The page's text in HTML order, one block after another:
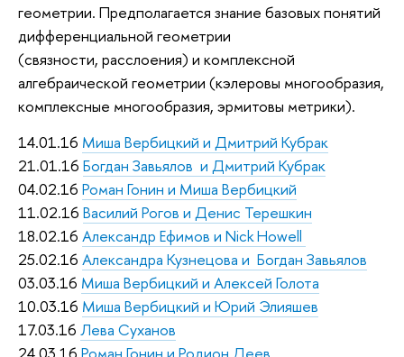
геометрии. Предполагается знание базовых понятий
дифференциальной геометрии
(связности, расслоения) и комплексной
алгебраической геометрии (кэлеровы многообразия,
комплексные многообразия, эрмитовы метрики).
14.01.16 Миша Вербицкий и Дмитрий Кубрак
21.01.16 Богдан Завьялов и Дмитрий Кубрак
04.02.16 Роман Гонин и Миша Вербицкий
11.02.16 Василий Рогов и Денис Терешкин
18.02.16 Александр Ефимов и Nick Howell
25.02.16 Александра Кузнецова и Богдан Завьялов
03.03.16 Миша Вербицкий и Алексей Голота
10.03.16 Миша Вербицкий и Юрий Элияшев
17.03.16 Лева Суханов
24.03.16 Роман Гонин и Родион Деев